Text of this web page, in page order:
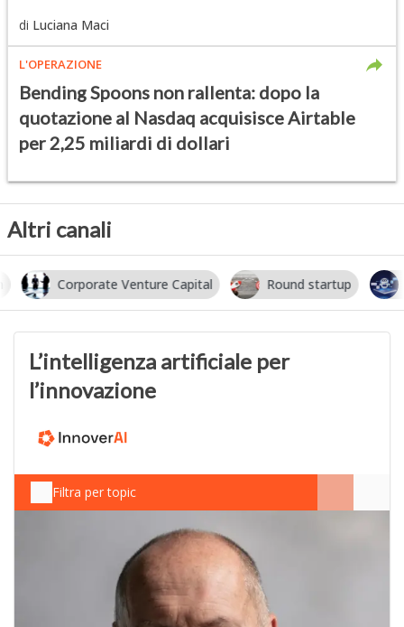
di Luciana Maci
L'OPERAZIONE
Bending Spoons non rallenta: dopo la
quotazione al Nasdaq acquisisce Airtable
per 2,25 miliardi di dollari
Altri canali
Corporate Venture Capital Round startup
L’intelligenza artificiale per
l’innovazione
Filtra per topic